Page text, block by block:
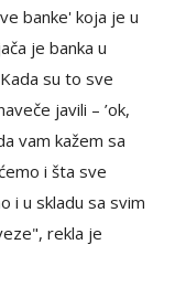
banke' koja je u
je banka u
su to sve
javili – ’ok,
vam kažem sa
i šta sve
i u skladu sa svim
rekla je